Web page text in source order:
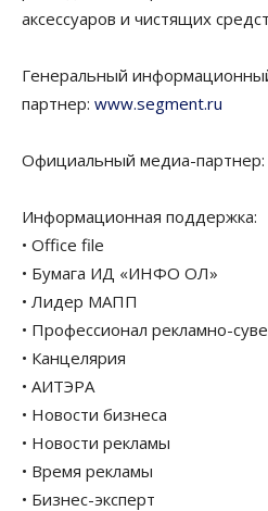
аксессуаров и чистящих
Генеральный
партнер: www.segment.ru
Официальный медиа-партнер:
Информационная поддержка:
• Office file
• Бумага ИД «ИНФО ОЛ»
• Лидер МАПП
• Профессионал рекламно-
• Канцелярия
• АИТЭРА
• Новости бизнеса
• Новости рекламы
• Время рекламы
• Бизнес-эксперт